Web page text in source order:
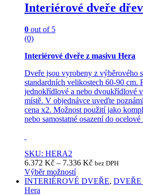
Interiérové dveře
0 out of 5
(0)
Interiérové dveře z masivu Hera
Dveře jsou vyrobeny z výběrového
standardních velikostech 60-90 cm.
jednokřídlové a nebo dvoukřídlové
místě. V objednávce uveďte
cena x2. Možnost použití jako
nebo samostatné osazení do ocelové
SKU: HERA2
6.372 Kč – 7.336 Kč bez DPH
Výběr možností
This
product
INTERIÉROVÉ DVEŘE, DVEŘE
Hera